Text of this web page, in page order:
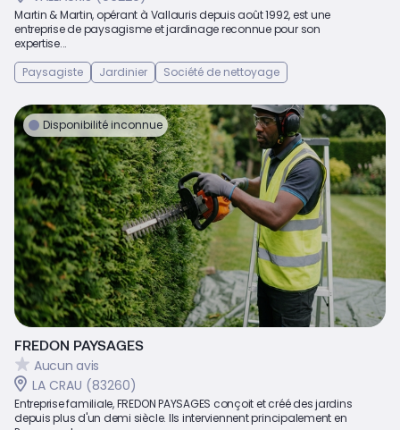
Martin & Martin, opérant à Vallauris depuis août 1992, est une
entreprise de paysagisme et jardinage reconnue pour son
expertise...
Paysagiste
Jardinier Société de nettoyage
Disponibilité inconnue
FREDON PAYSAGES
Aucun avis
LA CRAU (83260)
Entreprise familiale, FREDON PAYSAGES conçoit et créé des jardins
depuis plus d'un demi siècle. Ils interviennent principalement en